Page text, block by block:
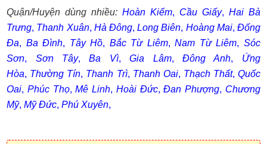
Quận/Huyện dùng nhiều:Hoàn Kiếm, Cầu Giấy, Hai Bà
Trưng, Thanh Xuân, Hà Đông,Long Biên, Hoàng Mai, Đống
Đa, Ba Đình, Tây Hồ, Bắc Từ Liêm,Nam Từ Liêm, Sóc
Sơn, Sơn Tây,Ba Vì,Gia Lâm,Đông Anh, Ứng
Hòa, Thường Tín, Thanh Trì, Thanh Oai, Thạch Thất, Quốc
Oai, Phúc Thọ,Mê Linh, Hoài Đức,Đan Phượng, Chương
Mỹ,Mỹ Đức,Phú Xuyên,